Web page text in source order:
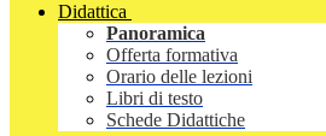
Didattica
Panoramica
Offerta formativa
Orario delle lezioni
Libri di testo
Schede Didattiche